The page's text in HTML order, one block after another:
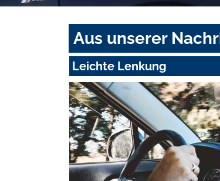
Aus unserer
Leichte Lenkung